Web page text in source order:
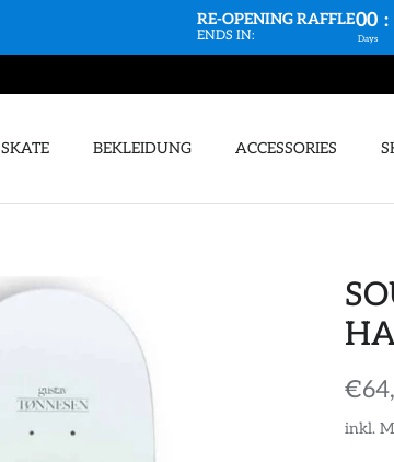
RE-OPENING RAFFLE
ENDS IN:
00 :
Days
SKATE BEKLEIDUNG ACCESSORIES
inkl.